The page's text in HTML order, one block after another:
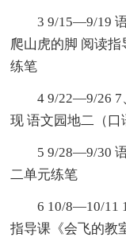
3 9/15—9/19
爬山虎的脚 阅读
练笔
4 9/22—9/26 7
现 语文园地二（口
5 9/28—9/30
二单元练笔
6 10/8—10/11
指导课《会飞的教